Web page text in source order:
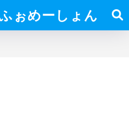
ぉめーしょん